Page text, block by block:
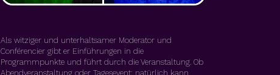
Als witziger und unterhaltsamer Moderator und
Conférencier gibt er Einführungen in die
Programmpunkte und führt durch die Veranstaltung. Ob
Abendveranstaltung oder Tagesevent; natürlich kann